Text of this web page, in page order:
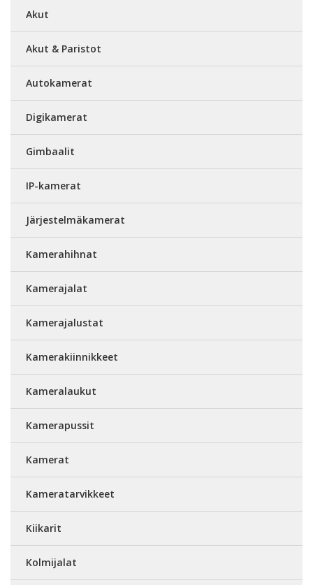
Akut
Akut & Paristot
Autokamerat
Digikamerat
Gimbaalit
IP-kamerat
Järjestelmäkamerat
Kamerahihnat
Kamerajalat
Kamerajalustat
Kamerakiinnikkeet
Kameralaukut
Kamerapussit
Kamerat
Kameratarvikkeet
Kiikarit
Kolmijalat